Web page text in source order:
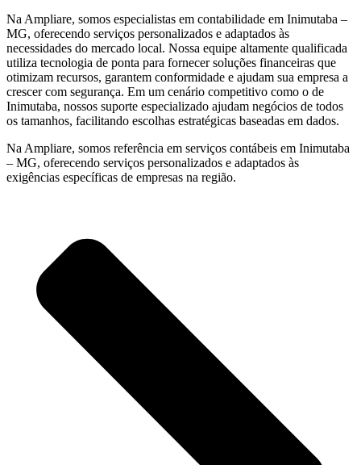
Na Ampliare, somos especialistas em contabilidade em Inimutaba –
MG, oferecendo serviços personalizados e adaptados às
necessidades do mercado local. Nossa equipe altamente qualificada
utiliza tecnologia de ponta para fornecer soluções financeiras que
otimizam recursos, garantem conformidade e ajudam sua empresa a
crescer com segurança. Em um cenário competitivo como o de
Inimutaba, nossos suporte especializado ajudam negócios de todos
os tamanhos, facilitando escolhas estratégicas baseadas em dados.
Na Ampliare, somos referência em serviços contábeis em Inimutaba
– MG, oferecendo serviços personalizados e adaptados às
exigências específicas de empresas na região.